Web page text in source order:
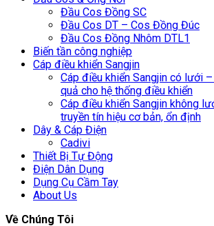
Đầu Cos Đồng SC
Đầu Cos DT – Cos Đồng Đúc
Đầu Cos Đồng Nhôm DTL1
Biến tần công nghiệp
Cáp điều khiển Sangjin
Cáp điều khiển Sangjin có lưới
quả cho hệ thống điều khiển
Cáp điều khiển Sangjin không
truyền tín hiệu cơ bản, ổn định
Dây & Cáp Điện
Cadivi
Thiết Bị Tự Động
Điện Dân Dụng
Dụng Cụ Cầm Tay
About Us
Về Chúng Tôi